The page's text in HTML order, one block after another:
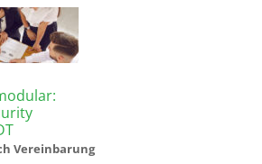
Vereinbarung